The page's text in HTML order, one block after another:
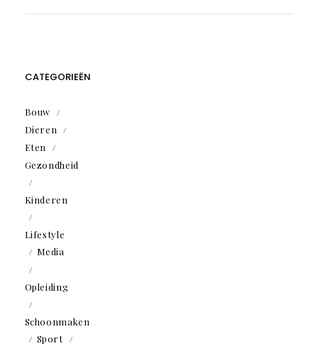
CATEGORIEËN
Bouw
Dieren
Eten
Gezondheid
Kinderen
Lifestyle
Media
Opleiding
Schoonmaken
Sport